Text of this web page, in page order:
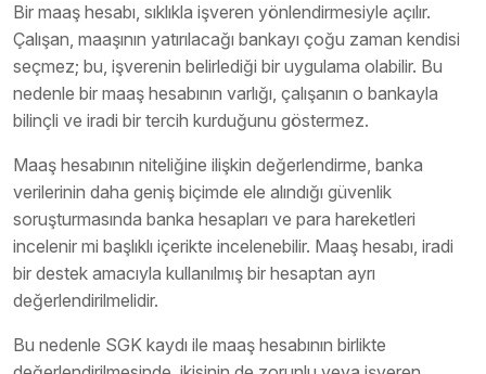
Bir maaş hesabı, sıklıkla işveren yönlendirmesiyle açılır.
Çalışan, maaşının yatırılacağı bankayı çoğu zaman kendisi
seçmez; bu, işverenin belirlediği bir uygulama olabilir. Bu
nedenle bir maaş hesabının varlığı, çalışanın o bankayla
bilinçli ve iradi bir tercih kurduğunu göstermez.
Maaş hesabının niteliğine ilişkin değerlendirme, banka
verilerinin daha geniş biçimde ele alındığı güvenlik
soruşturmasında banka hesapları ve para hareketleri
incelenir mi başlıklı içerikte incelenebilir. Maaş hesabı, iradi
bir destek amacıyla kullanılmış bir hesaptan ayrı
değerlendirilmelidir.
Bu nedenle SGK kaydı ile maaş hesabının birlikte